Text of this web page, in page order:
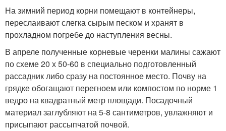
На зимний период корни помещают в контейнеры,
переслаивают слегка сырым песком и хранят в
прохладном погребе до наступления весны.
В апреле полученные корневые черенки малины сажают
по схеме 20 х 50-60 в специально подготовленный
рассадник либо сразу на постоянное место. Почву на
грядке обогащают перегноем или компостом по норме 1
ведро на квадратный метр площади. Посадочный
материал заглубляют на 5-8 сантиметров, увлажняют и
присыпают рассыпчатой почвой.